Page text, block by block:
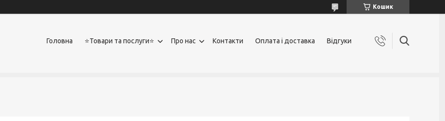
Кошик
Головна ⭐Товари та послуги⭐ Про нас Контакти Оплата і доставка Відгуки